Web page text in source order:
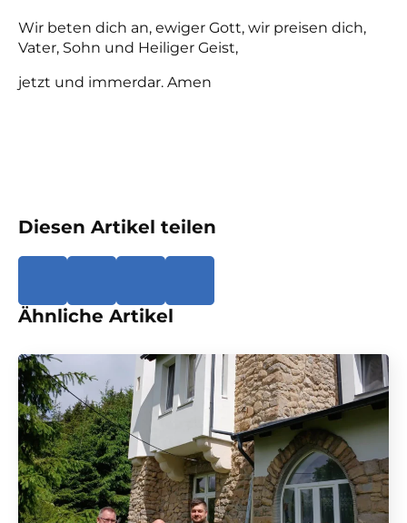
Wir beten dich an, ewiger Gott, wir preisen dich,
Vater, Sohn und Heiliger Geist,
jetzt und immerdar. Amen
Diesen Artikel teilen
Ähnliche Artikel